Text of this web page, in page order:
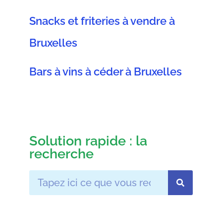
Snacks et friteries à vendre à
Bruxelles
Bars à vins à céder à Bruxelles
Solution rapide : la
recherche